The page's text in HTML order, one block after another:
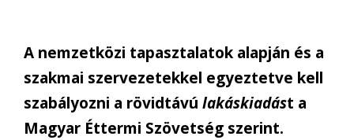
A nemzetközi tapasztalatok alapján és a
szakmai szervezetekkel egyeztetve kell
szabályozni a rövidtávú lakáskiadást a
Magyar Éttermi Szövetség szerint.